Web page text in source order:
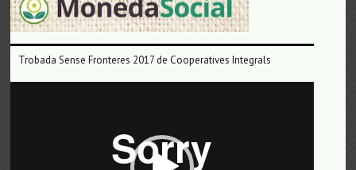
Trobada Sense Fronteres 2017 de Cooperatives Integrals